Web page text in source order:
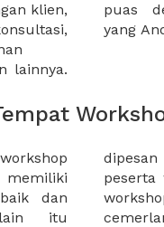
klien,
lainnya.
meeting
yang
dan
itu
selera
buat
makin
sewa